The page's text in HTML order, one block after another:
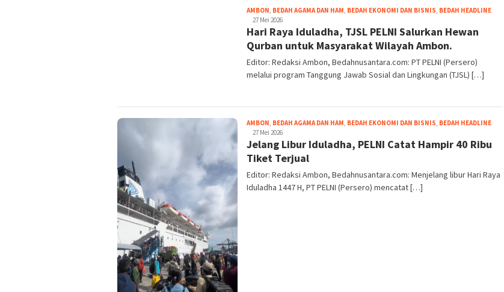
AMBON BEDAH AGAMA DAN HAM BEDAH EKONOMI DAN BISNIS BEDAH HEADLINEGrace
27 Mei 2026
Hari Raya Iduladha, TJSL PELNI Salurkan Hewan
Qurban untuk Masyarakat Wilayah Ambon.
Editor: Redaksi Ambon, Bedahnusantara.com: PT PELNI (Persero)
melalui program Tanggung Jawab Sosial dan Lingkungan (TJSL) […]
AMBON BEDAH AGAMA DAN HAM BEDAH EKONOMI DAN BISNIS BEDAH HEADLINEGrace
27 Mei 2026
Jelang Libur Iduladha, PELNI Catat Hampir 40 Ribu
Tiket Terjual
Editor: Redaksi Ambon, Bedahnusantara.com: Menjelang libur Hari Raya
Iduladha 1447 H, PT PELNI (Persero) mencatat […]